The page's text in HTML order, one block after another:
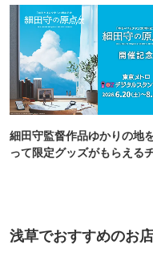
細田守監督作品ゆかりの地
って限定グッズがもらえる
浅草でおすすめのお店